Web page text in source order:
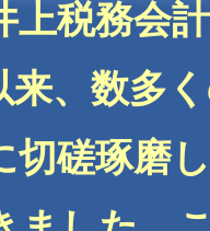
上税務会
来、数多
切磋琢磨